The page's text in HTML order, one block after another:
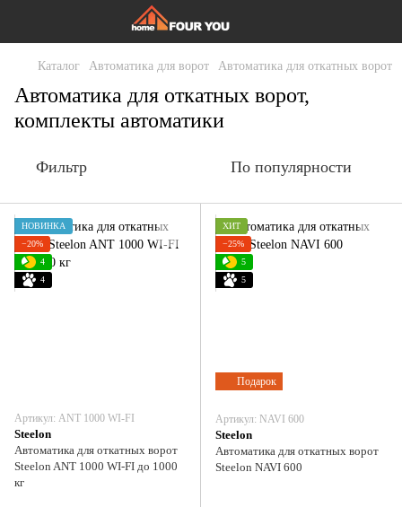
Каталог Автоматика для ворот Автоматика для откатных ворот
Автоматика для откатных ворот,
комплекты автоматики
Фильтр По популярности
НОВИНКА
−20%
4
4
Артикул: ANT 1000 WI-FI
Steelon
Автоматика для откатных ворот
Steelon ANT 1000 WI-FI до 1000
кг
Подарок
ХИТ
−25%
5
5
Артикул: NAVI 600
Steelon
Автоматика для откатных ворот
Steelon NAVI 600